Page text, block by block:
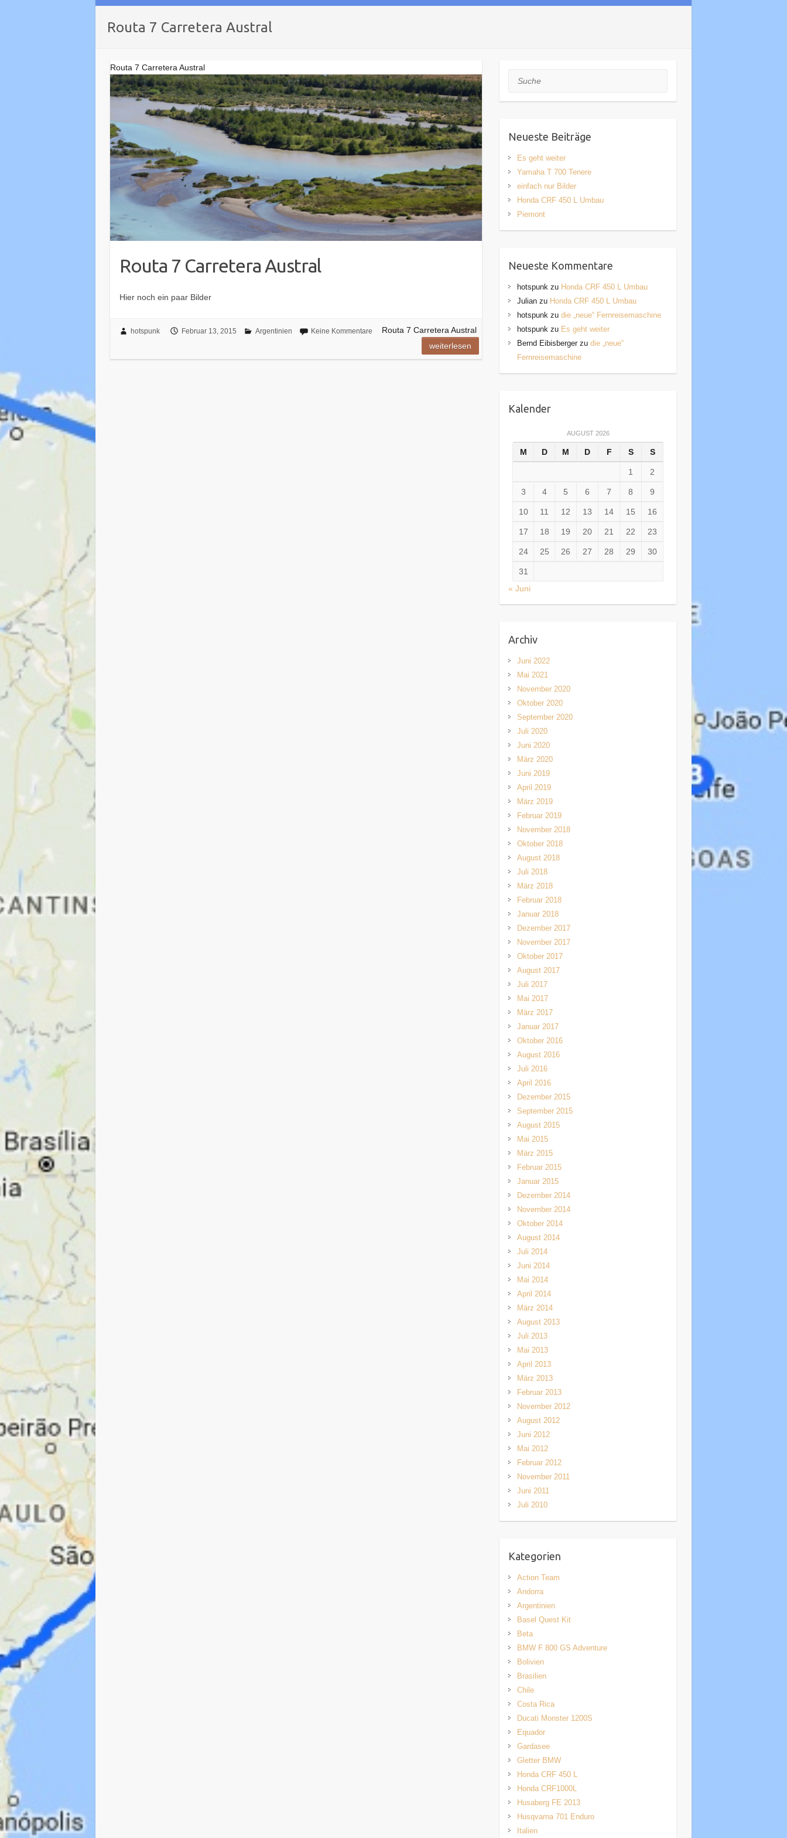
Routa 7 Carretera Austral
Routa 7 Carretera Austral
Routa 7 Carretera Austral
Hier noch ein paar Bilder
hotspunk Februar 13, 2015 Argentinien Keine Kommentare
Routa 7 Carretera Austral
weiterlesen
Suche
Neueste Beiträge
Es geht weiter
Yamaha T 700 Tenere
einfach nur Bilder
Honda CRF 450 L Umbau
Piemont
Neueste Kommentare
hotspunkzu Honda CRF 450 L Umbau
Julianzu Honda CRF 450 L Umbau
hotspunkzu die „neue“ Fernreisemaschine
hotspunkzu Es geht weiter
Bernd Eibisbergerzu die „neue“
Fernreisemaschine
Kalender
AUGUST 2026
M D M D F S S
1 2
3 4 5 6 7 8 9
10 11 12 13 14 15 16
17 18 19 20 21 22 23
24 25 26 27 28 29 30
31
« Juni
Archiv
Juni 2022
Mai 2021
November 2020
Oktober 2020
September 2020
Juli 2020
Juni 2020
März 2020
Juni 2019
April 2019
März 2019
Februar 2019
November 2018
Oktober 2018
August 2018
Juli 2018
März 2018
Februar 2018
Januar 2018
Dezember 2017
November 2017
Oktober 2017
August 2017
Juli 2017
Mai 2017
März 2017
Januar 2017
Oktober 2016
August 2016
Juli 2016
April 2016
Dezember 2015
September 2015
August 2015
Mai 2015
März 2015
Februar 2015
Januar 2015
Dezember 2014
November 2014
Oktober 2014
August 2014
Juli 2014
Juni 2014
Mai 2014
April 2014
März 2014
August 2013
Juli 2013
Mai 2013
April 2013
März 2013
Februar 2013
November 2012
August 2012
Juni 2012
Mai 2012
Februar 2012
November 2011
Juni 2011
Juli 2010
Kategorien
Action Team
Andorra
Argentinien
Basel Quest Kit
Beta
BMW F 800 GS Adventure
Bolivien
Brasilien
Chile
Costa Rica
Ducati Monster 1200S
Equador
Gardasee
Gletter BMW
Honda CRF 450 L
Honda CRF1000L
Husaberg FE 2013
Husqvarna 701 Enduro
Italien